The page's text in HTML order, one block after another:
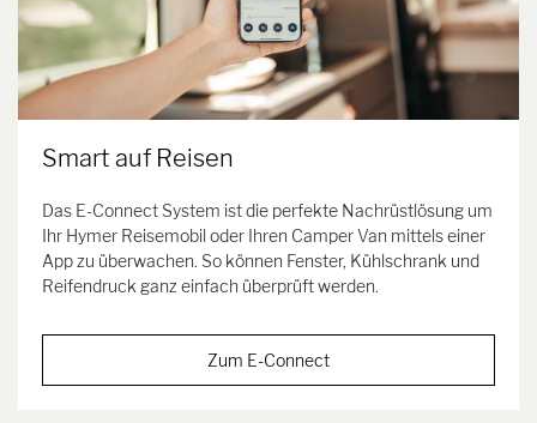
Smart auf Reisen
Das E-Connect System ist die perfekte Nachrüstlösung um
Ihr Hymer Reisemobil oder Ihren Camper Van mittels einer
App zu überwachen. So können Fenster, Kühlschrank und
Reifendruck ganz einfach überprüft werden.
Zum E-Connect